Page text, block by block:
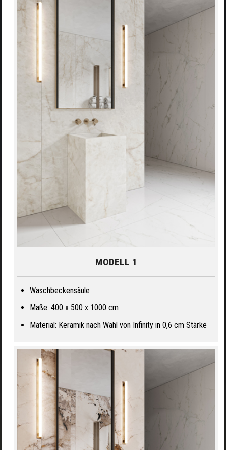
MODELL 1
Waschbeckensäule
Maße: 400 x 500 x 1000 cm
Material: Keramik nach Wahl von Infinity in 0,6 cm Stärke